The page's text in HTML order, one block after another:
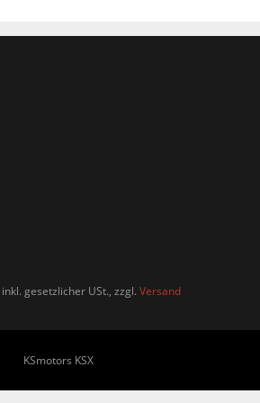
gesetzlicher USt., zzgl. Versand
KSmotors KSX